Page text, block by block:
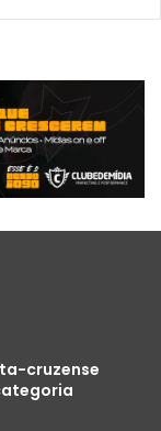
cruzense